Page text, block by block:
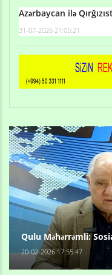
Azərbaycan ilə
31-07-2026 21:05:21
Qulu Məhərrəmli:
20-02-2026 17:55:47